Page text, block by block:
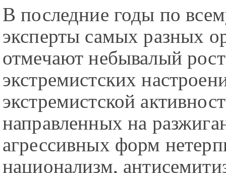
В последние годы по
эксперты самых разных
отмечают небывалый рост
экстремистских
экстремистской
направленных на
агрессивных форм
национализм,